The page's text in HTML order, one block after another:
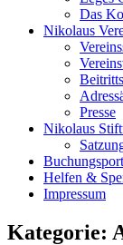
Das
Nikolaus
Presse
Nikolaus
Helfen &
Impressum
Kategorie: